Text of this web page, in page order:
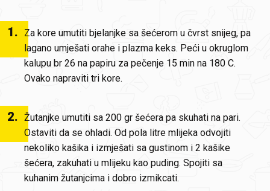
1.
Za kore umutiti bjelanjke sa šećerom u čvrst snijeg, pa
lagano umješati orahe i plazma keks. Peći u okruglom
kalupu br 26 na papiru za pečenje 15 min na 180 C.
Ovako napraviti tri kore.
2. Žutanjke umutiti sa 200 gr šećera pa skuhati na pari.
Ostaviti da se ohladi. Od pola litre mlijeka odvojiti
nekoliko kašika i izmješati sa gustinom i 2 kašike
šećera, zakuhati u mlijeku kao puding. Spojiti sa
kuhanim žutanjcima i dobro izmikcati.